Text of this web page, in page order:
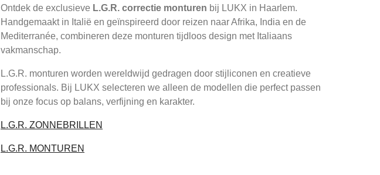
Ontdek de exclusieve L.G.R. correctie monturen bij LUKX in Haarlem.
Handgemaakt in Italië en geïnspireerd door reizen naar Afrika, India en de
Mediterranée, combineren deze monturen tijdloos design met Italiaans
vakmanschap.
L.G.R. monturen worden wereldwijd gedragen door stijliconen en creatieve
professionals. Bij LUKX selecteren we alleen de modellen die perfect passen
bij onze focus op balans, verfijning en karakter.
L.G.R. ZONNEBRILLEN
L.G.R. MONTUREN